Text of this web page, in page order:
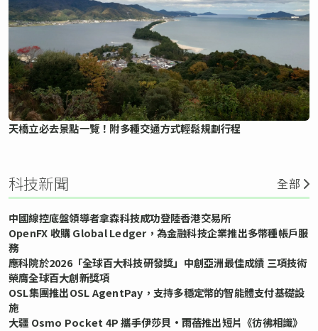
天橋立必去景點一覽！附多種交通方式輕鬆規劃行程
科技新聞 全部
中國線控底盤領導者拿森科技成功登陸香港交易所
OpenFX 收購 Global Ledger，為金融科技企業推出多幣種帳戶服
務
應科院於2026「全球百大科技研發獎」中創亞洲最佳成績 三項技術
榮膺全球百大創新獎項
OSL集團推出OSL AgentPay，支持多穩定幣的智能體支付基礎設
施
大疆 Osmo Pocket 4P 攜手伊莎貝•雨蓓推出短片《彷彿相識》